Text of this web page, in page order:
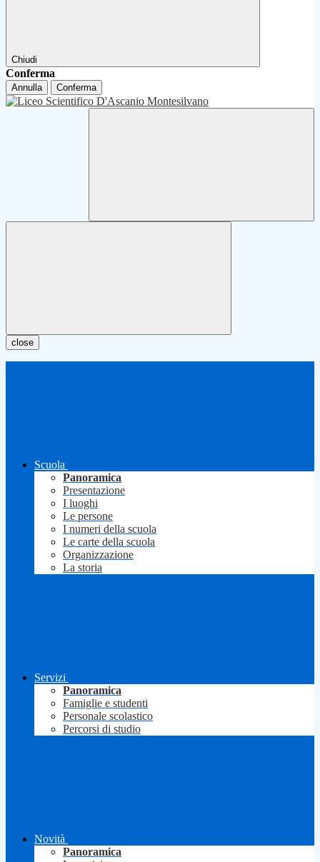
Chiudi
Conferma
Annulla Conferma
close
Scuola
Panoramica
Presentazione
I luoghi
Le persone
I numeri della scuola
Le carte della scuola
Organizzazione
La storia
Servizi
Panoramica
Famiglie e studenti
Personale scolastico
Percorsi di studio
Novità
Panoramica